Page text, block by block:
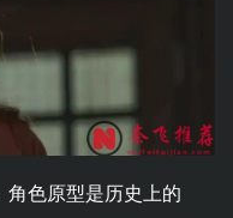
角色原型是历史上的